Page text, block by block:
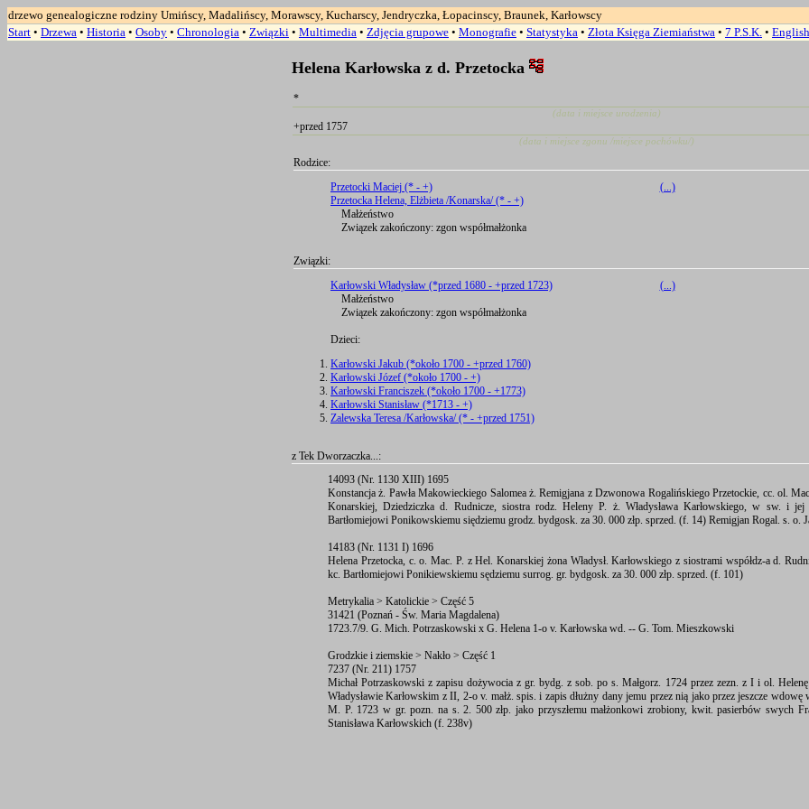
drzewo genealogiczne rodziny Umińscy, Madalińscy, Morawscy, Kucharscy, Jendryczka, Łopacinscy, Braunek, Karłowscy
Start • Drzewa • Historia • Osoby • Chronologia • Związki • Multimedia • Zdjęcia grupowe • Monografie • Statystyka • Złota Księga Ziemiaństwa • 7 P.S.K. • English
Helena Karłowska z d. Przetocka
*
(data i miejsce urodzenia)
+przed 1757
(data i miejsce zgonu /miejsce pochówku/)
Rodzice:
Przetocki Maciej (* - +)
Przetocka Helena, Elżbieta /Konarska/ (* - +)
Małżeństwo
Związek zakończony: zgon współmałżonka
(...)
Związki:
Karłowski Władysław (*przed 1680 - +przed 1723)
Małżeństwo
Związek zakończony: zgon współmałżonka
Dzieci:
Karłowski Jakub (*około 1700 - +przed 1760)
Karłowski Józef (*około 1700 - +)
Karłowski Franciszek (*około 1700 - +1773)
Karłowski Stanisław (*1713 - +)
Zalewska Teresa /Karłowska/ (* - +przed 1751)
(...)
z Tek Dworzaczka...:
14093 (Nr. 1130 XIII) 1695
Konstancja ż. Pawła Makowieckiego Salomea ż. Remigjana z Dzwonowa Rogalińskiego Przetockie, cc. ol.
Konarskiej, Dziedziczka d. Rudnicze, siostra rodz. Heleny P. ż. Władysława Karłowskiego, w sw. i
Bartłomiejowi Ponikowskiemu siędziemu grodz. bydgosk. za 30. 000 złp. sprzed. (f. 14) Remigjan Rogal. s. o.
14183 (Nr. 1131 I) 1696
Helena Przetocka, c. o. Mac. P. z Hel. Konarskiej żona Władysł. Karłowskiego z siostrami współdz-a d.
kc. Bartłomiejowi Ponikiewskiemu sędziemu surrog. gr. bydgosk. za 30. 000 złp. sprzed. (f. 101)
Metrykalia > Katolickie > Część 5
31421 (Poznań - Św. Maria Magdalena)
1723.7/9. G. Mich. Potrzaskowski x G. Helena 1-o v. Karłowska wd. -- G. Tom. Mieszkowski
Grodzkie i ziemskie > Nakło > Część 1
7237 (Nr. 211) 1757
Michał Potrzaskowski z zapisu dożywocia z gr. bydg. z sob. po s. Małgorz. 1724 przez zezn. z I i ol.
Władysławie Karłowskim z II, 2-o v. małż. spis. i zapis dłużny dany jemu przez nią jako przez jeszcze
M. P. 1723 w gr. pozn. na s. 2. 500 złp. jako przyszłemu małżonkowi zrobiony, kwit. pasierbów swych
Stanisława Karłowskich (f. 238v)